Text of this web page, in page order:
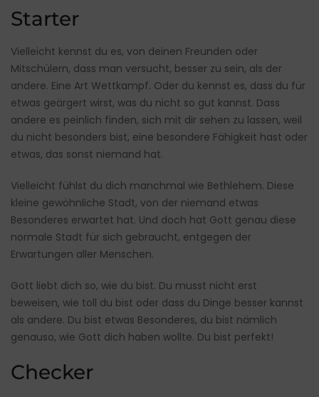
Starter
Vielleicht kennst du es, von deinen Freunden oder
Mitschülern, dass man versucht, besser zu sein, als der
andere. Eine Art Wettkampf. Oder du kennst es, dass du für
etwas geärgert wirst, was du nicht so gut kannst. Dass
andere es peinlich finden, sich mit dir sehen zu lassen, weil
du nicht besonders bist, eine besondere Fähigkeit hast oder
etwas, das sonst niemand hat.
Vielleicht fühlst du dich manchmal wie Bethlehem. Diese
kleine gewöhnliche Stadt, von der niemand etwas
Besonderes erwartet hat. Und doch hat Gott genau diese
normale Stadt für sich gebraucht, entgegen der
Erwartungen aller Menschen.
Gott liebt dich so, wie du bist. Du musst nicht erst
beweisen, wie toll du bist oder dass du Dinge besser kannst
als andere. Du bist etwas Besonderes, du bist nämlich
genauso, wie Gott dich haben wollte. Du bist perfekt!
Checker